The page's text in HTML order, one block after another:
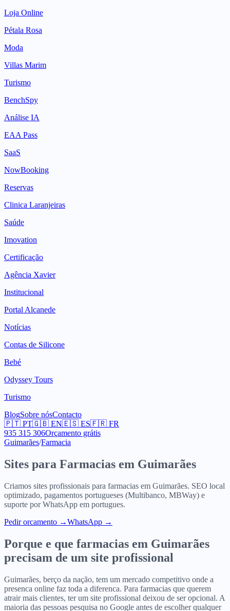
Loja Online
Pétala Rosa
Moda
Villas Marim
Turismo
BenchSpy
Análise IA
EAA Pass
SaaS
NowBooking
Reservas
Clinica Laranjeiras
Saúde
Imovation
Certificação
Agência Xavier
Institucional
Portal Alcanede
Notícias
Contas de Silicone
Bebé
Odyssey Tours
Turismo
BlogSobre nósContacto
🇵🇹 PT🇬🇧 EN🇪🇸 ES🇫🇷 FR
935 315 306Orçamento grátis
Guimarães/Farmacia
Sites para Farmacias em Guimarães
Criamos sites profissionais para farmacias em Guimarães. SEO local
optimizado, pagamentos portugueses (Multibanco, MBWay) e
suporte por WhatsApp em portugues.
Pedir orcamento →WhatsApp →
Porque e que farmacias em Guimarães
precisam de um site profissional
Guimarães, berço da nação, tem um mercado competitivo onde a
presenca online faz toda a diferenca. Para farmacias que querem
atrair mais clientes, ter um site profissional deixou de ser opcional. A
maioria das pessoas pesquisa no Google antes de escolher qualquer